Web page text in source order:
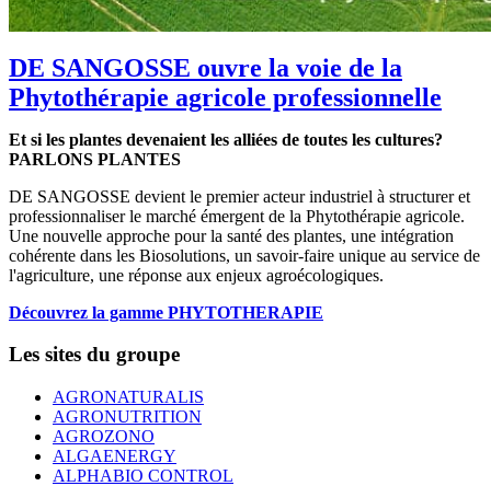
DE SANGOSSE ouvre la voie de la
Phytothérapie agricole professionnelle
Et si les plantes devenaient les alliées de toutes les cultures?
PARLONS PLANTES
DE SANGOSSE devient le premier acteur industriel à structurer et
professionnaliser le marché émergent de la Phytothérapie agricole.
Une nouvelle approche pour la santé des plantes, une intégration
cohérente dans les Biosolutions, un savoir-faire unique au service de
l'agriculture, une réponse aux enjeux agroécologiques.
Découvrez la gamme PHYTOTHERAPIE
Les sites du groupe
AGRONATURALIS
AGRONUTRITION
AGROZONO
ALGAENERGY
ALPHABIO CONTROL